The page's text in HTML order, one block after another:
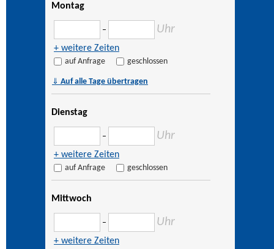
Montag
– Uhr
+ weitere Zeiten
auf Anfrage geschlossen
⇓ Auf alle Tage übertragen
Dienstag
– Uhr
+ weitere Zeiten
auf Anfrage geschlossen
Mittwoch
– Uhr
+ weitere Zeiten